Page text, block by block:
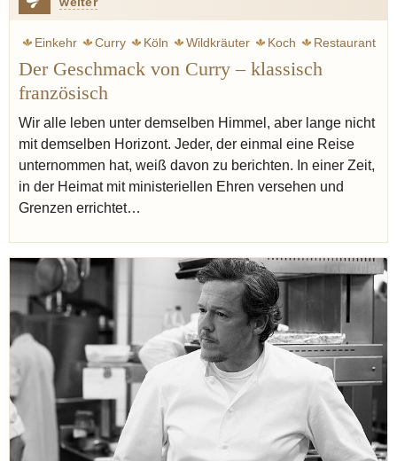
Einkehr Curry Köln Wildkräuter Koch Restaurant
Der Geschmack von Curry – klassisch
französisch
Wir alle leben unter demselben Himmel, aber lange nicht
mit demselben Horizont. Jeder, der einmal eine Reise
unternommen hat, weiß davon zu berichten. In einer Zeit,
in der Heimat mit ministeriellen Ehren versehen und
Grenzen errichtet…